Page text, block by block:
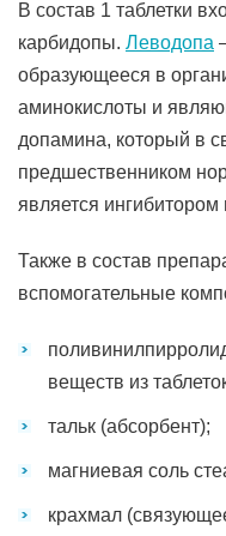
В состав 1 таблетки
карбидопы. Леводопа
образующееся в
аминокислоты и
допамина, который в
предшественником
является
Также в состав
вспомогательные
веществ из
тальк (абсорбент);
магниевая соль
крахмал